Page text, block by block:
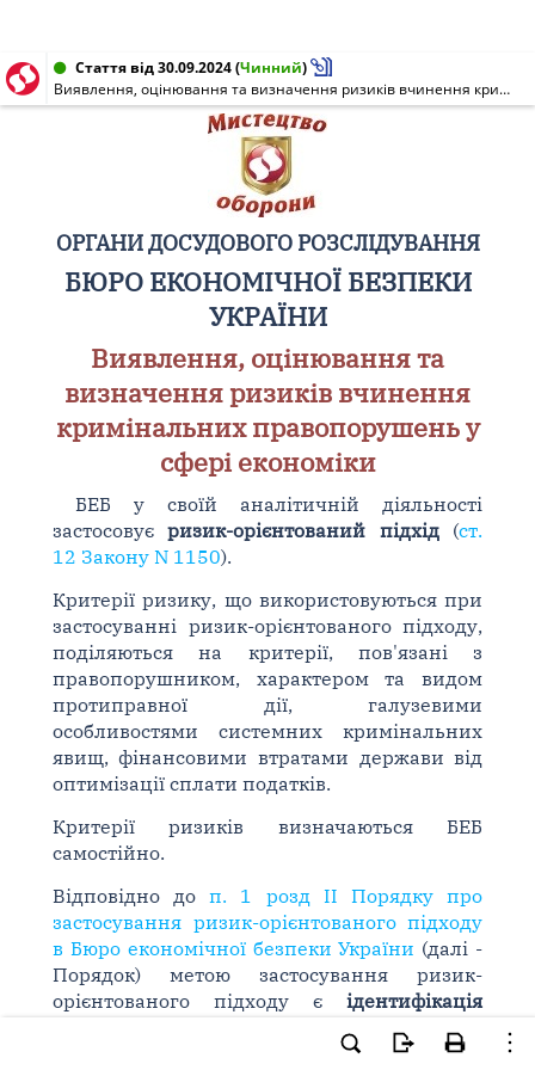
Стаття від 30.09.2024(Чинний)
Виявлення, оцінювання та визначення ризиків вчинення кримінальних правопорушень у сфері економіки
ОРГАНИ ДОСУДОВОГО РОЗСЛІДУВАННЯ
БЮРО ЕКОНОМІЧНОЇ БЕЗПЕКИ
УКРАЇНИ
Виявлення, оцінювання та
визначення ризиків вчинення
кримінальних правопорушень у
сфері економіки
БЕБ у своїй аналітичній діяльності
застосовуєризик-орієнтований підхід(ст.
12 Закону N 1150).
Критерії ризику, що використовуються при
застосуванні ризик-орієнтованого підходу,
поділяються на критерії, пов'язані з
правопорушником, характером та видом
протиправної дії, галузевими
особливостями системних кримінальних
явищ, фінансовими втратами держави від
оптимізації сплати податків.
Критерії ризиків визначаються БЕБ
самостійно.
Відповідно доп. 1 розд ІІ Порядку про
застосування ризик-орієнтованого підходу
в Бюро економічної безпеки України (далі -
Порядок) метою застосування ризик-
орієнтованого підходу єідентифікація
ризиків вчинення кримінальних
у бюджетній, податковій,